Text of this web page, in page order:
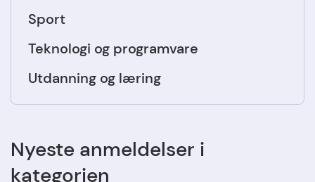
Sport
Teknologi og programvare
Utdanning og læring
Nyeste anmeldelser i
kategorien